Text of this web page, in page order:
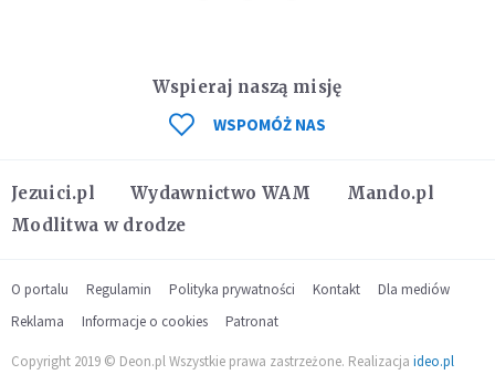
Jezuici.pl Wydawnictwo WAM
Mando.pl
Modlitwa w drodze
Wspieraj naszą misję
WSPOMÓŻ NAS
O portalu Regulamin Polityka prywatności Kontakt
Dla mediów
Reklama
Informacje o cookies Patronat
Copyright 2019 © Deon.pl Wszystkie prawa zastrzeżone. Realizacja ideo.pl